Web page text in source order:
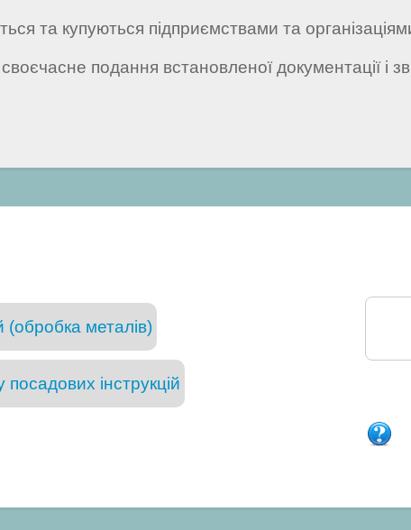
та купуються підприємствами та
подання встановленої документації і
(обробка металів)
інструкцій